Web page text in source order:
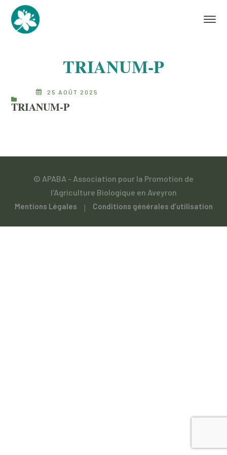
TRIANUM-P
25 AOÛT 2025
TRIANUM-P
© APABA - Association pour la Promotion de
l'Agriculture Biologique en Aveyron
Mentions Légales Conditions générales d’utilisation